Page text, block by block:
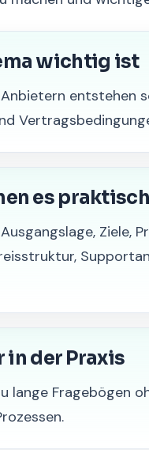
wichtig ist
entstehen
es
Ziele,
in der Praxis
lange Fragebögen